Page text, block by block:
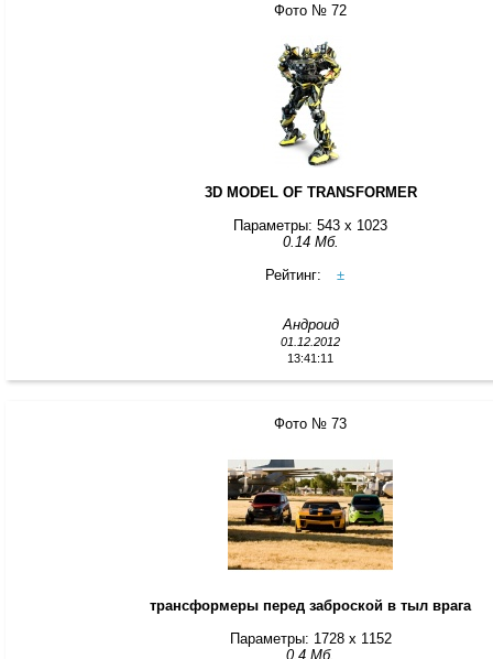
Фото № 72
3D MODEL OF TRANSFORMER
Параметры: 543 x 1023
0.14 Мб.
Рейтинг:
±
Андроид
01.12.2012
13:41:11
Фото № 73
трансформеры перед заброской в тыл врага
Параметры: 1728 x 1152
0.4 Мб.